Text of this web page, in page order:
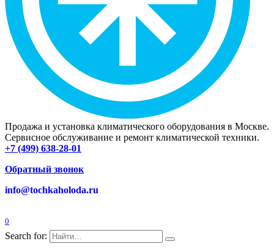
Продажа и установка климатического оборудования в Москве.
Сервисное обслуживание и ремонт климатической техники.
+7 (499) 638-28-01
Обратный звонок
info@tochkaholoda.ru
0
Search for: